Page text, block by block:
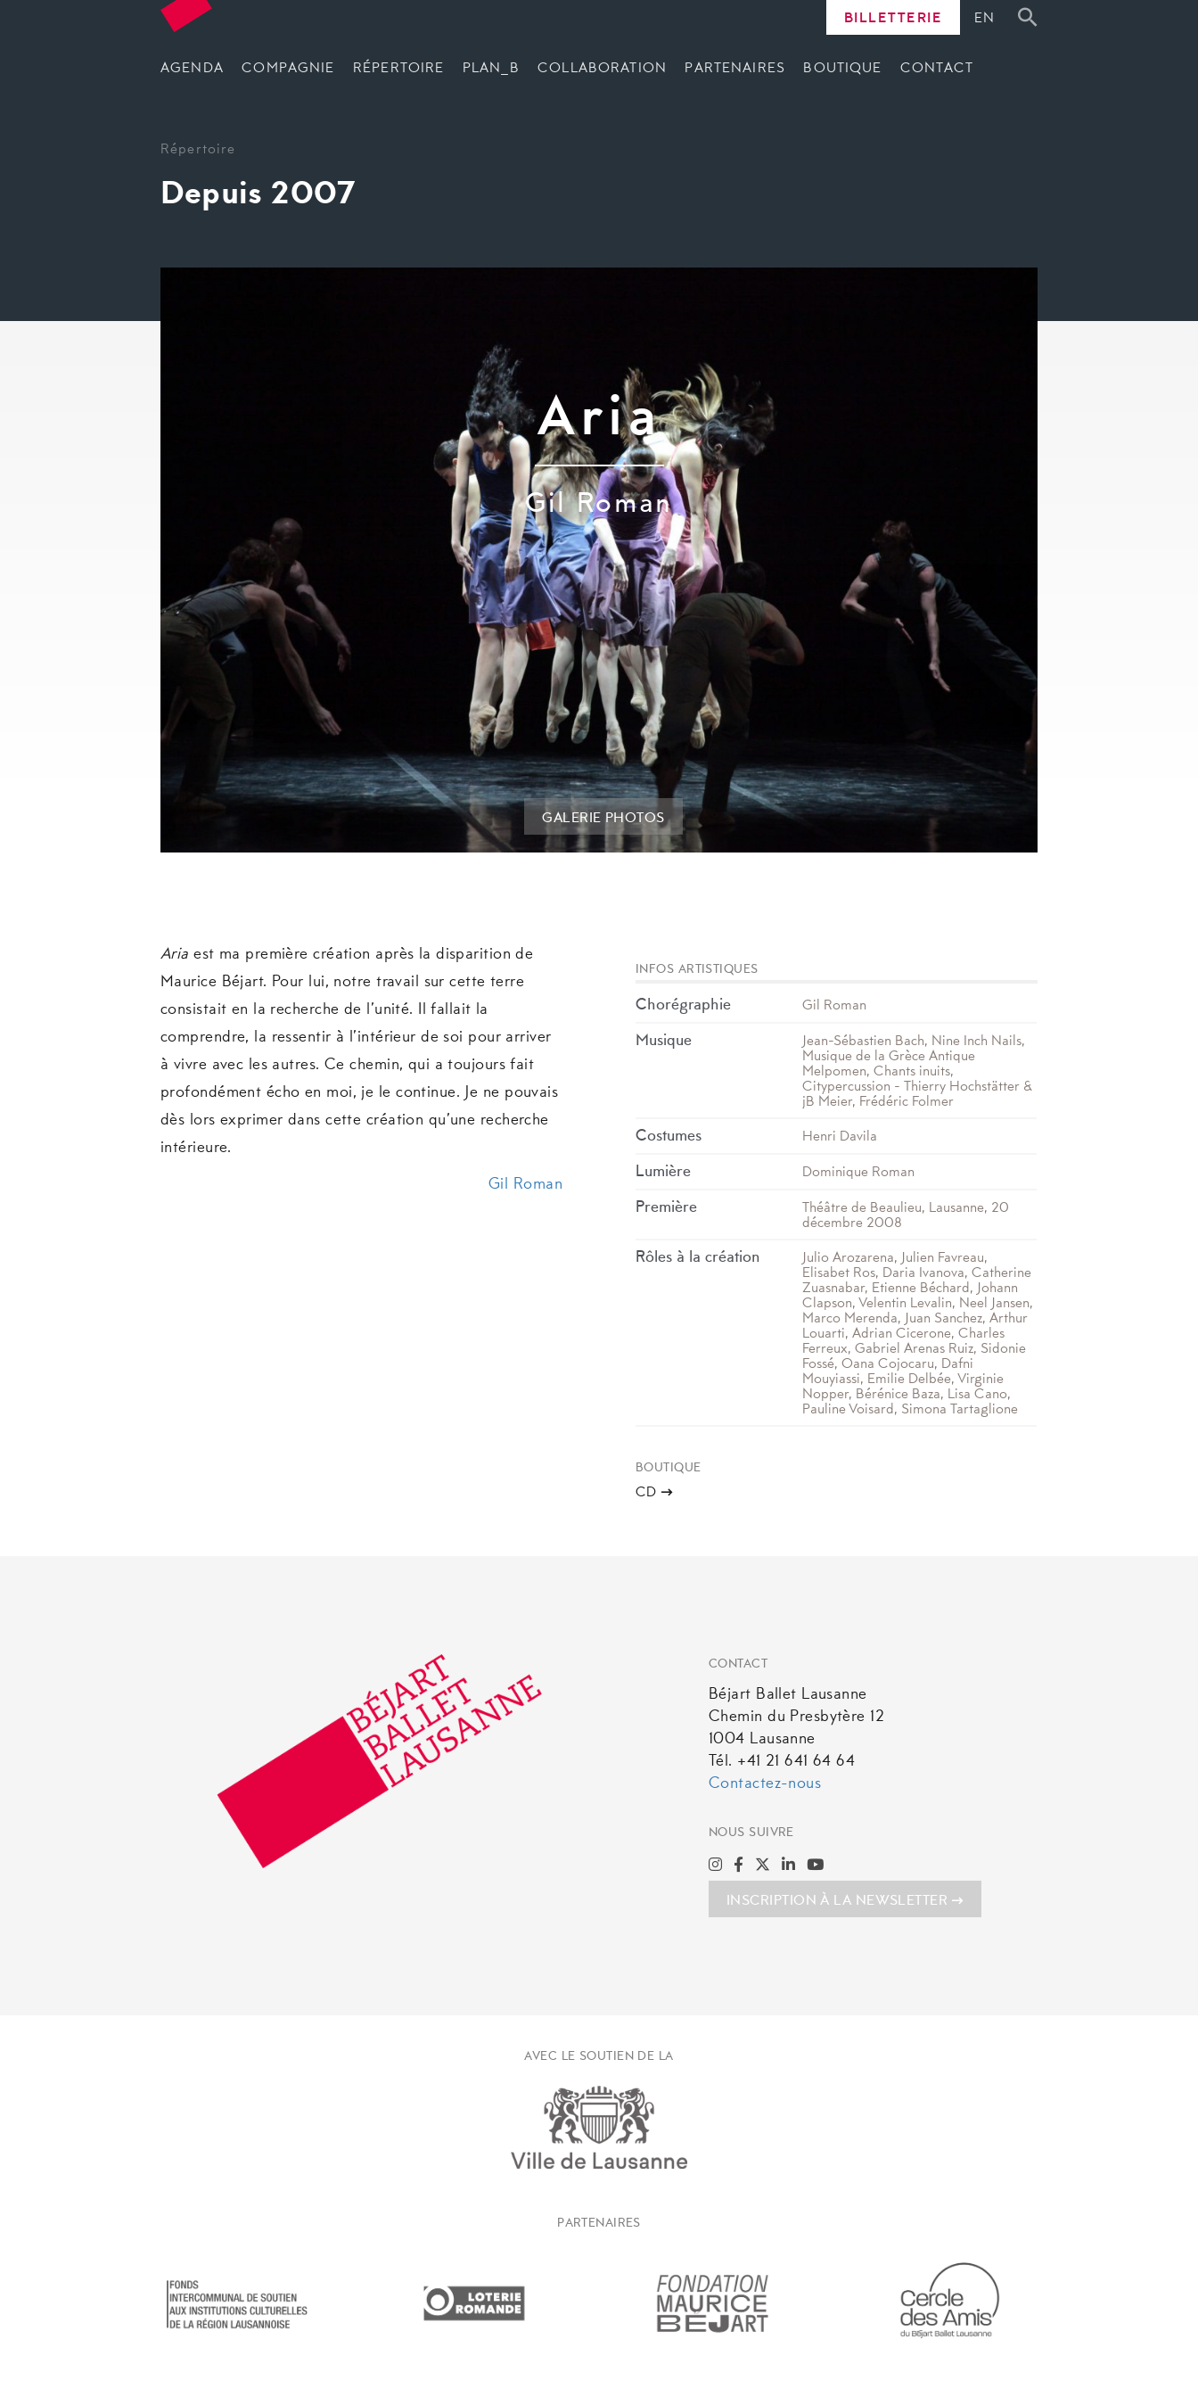
AGENDA COMPAGNIE RÉPERTOIRE PLAN_B COLLABORATION PARTENAIRES BOUTIQUE CONTACT
BILLETTERIE EN
Répertoire
Depuis 2007
Aria
Gil Roman
GALERIE PHOTOS
Ariaest ma première création après la disparition de
Maurice Béjart. Pour lui, notre travail sur cette terre
consistait en la recherche de l’unité. Il fallait la
comprendre, la ressentir à l’intérieur de soi pour arriver
à vivre avec les autres. Ce chemin, qui a toujours fait
profondément écho en moi, je le continue. Je ne pouvais
dès lors exprimer dans cette création qu’une recherche
intérieure.
Gil Roman
INFOS ARTISTIQUES
Chorégraphie Gil Roman
Musique
Jean-Sébastien Bach, Nine Inch Nails,
Musique de la Grèce Antique
Melpomen, Chants inuits,
Citypercussion - Thierry Hochstätter &
jB Meier, Frédéric Folmer
Costumes Henri Davila
Lumière Dominique Roman
Première
Théâtre de Beaulieu, Lausanne, 20
décembre 2008
Rôles à la création
Julio Arozarena, Julien Favreau,
Elisabet Ros, Daria Ivanova, Catherine
Zuasnabar, Etienne Béchard, Johann
Clapson, Velentin Levalin, Neel Jansen,
Marco Merenda, Juan Sanchez, Arthur
Louarti, Adrian Cicerone, Charles
Ferreux, Gabriel Arenas Ruiz, Sidonie
Fossé, Oana Cojocaru, Dafni
Mouyiassi, Emilie Delbée, Virginie
Nopper, Bérénice Baza, Lisa Cano,
Pauline Voisard, Simona Tartaglione
BOUTIQUE
CD
CONTACT
Béjart Ballet Lausanne
Chemin du Presbytère 12
1004 Lausanne
Tél. +41 21 641 64 64
Contactez-nous
NOUS SUIVRE
INSCRIPTION À LA NEWSLETTER
AVEC LE SOUTIEN DE LA
PARTENAIRES